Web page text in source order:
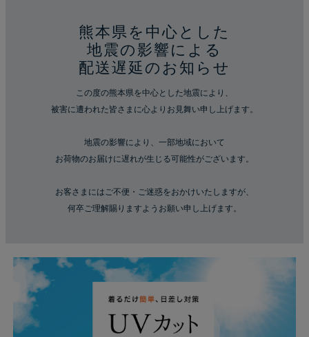
熊本県を中心とした
地震の影響による
配送遅延のお知らせ
この度の熊本県を中心とした地震により、
被害に遭われた皆さまに心よりお見舞い申し上げます。
地震の影響により、一部地域において
お荷物のお届けに遅れが生じる可能性がございます。
お客さまにはご不便・ご迷惑をおかけいたしますが、
何卒ご理解賜りますようお願い申し上げます。